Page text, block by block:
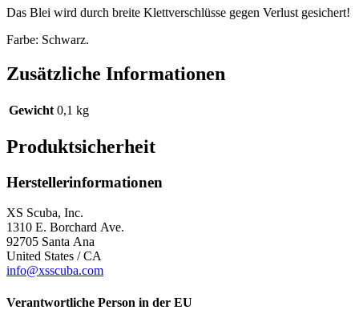
Das Blei wird durch breite Klettverschlüsse gegen Verlust gesichert!
Farbe: Schwarz.
Zusätzliche Informationen
Gewicht 0,1 kg
Produktsicherheit
Herstellerinformationen
XS Scuba, Inc.
1310 E. Borchard Ave.
92705 Santa Ana
United States / CA
info@xsscuba.com
Verantwortliche Person in der EU